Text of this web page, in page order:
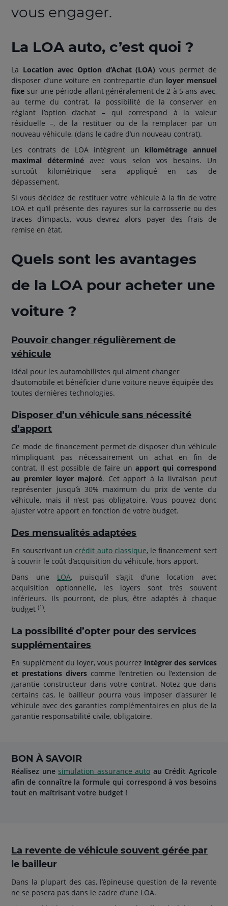
vous engager.
La LOA auto, c’est quoi ?
La Location avec Option d’Achat (LOA) vous permet de
disposer d’une voiture en contrepartie d’un loyer mensuel
fixe sur une période allant généralement de 2 à 5 ans avec,
au terme du contrat, la possibilité de la conserver en
réglant l’option d’achat – qui correspond à la valeur
résiduelle –, de la restituer ou de la remplacer par un
nouveau véhicule, (dans le cadre d’un nouveau contrat).
Les contrats de LOA intègrent un kilométrage annuel
maximal déterminé avec vous selon vos besoins. Un
surcoût kilométrique sera appliqué en cas de
dépassement.
Si vous décidez de restituer votre véhicule à la fin de votre
LOA et qu’il présente des rayures sur la carrosserie ou des
traces d’impacts, vous devrez alors payer des frais de
remise en état.
Quels sont les avantages
de la LOA pour acheter une
voiture ?
Pouvoir changer régulièrement de
véhicule
Idéal pour les automobilistes qui aiment changer
d’automobile et bénéficier d’une voiture neuve équipée des
toutes dernières technologies.
Disposer d’un véhicule sans nécessité
d’apport
Ce mode de financement permet de disposer d’un véhicule
n’impliquant pas nécessairement un achat en fin de
contrat. Il est possible de faire un apport qui correspond
au premier loyer majoré. Cet apport à la livraison peut
représenter jusqu’à 30% maximum du prix de vente du
véhicule, mais il n’est pas obligatoire. Vous pouvez donc
ajuster votre apport en fonction de votre budget.
Des mensualités adaptées
En souscrivant un crédit auto classique, le financement sert
à couvrir le coût d’acquisition du véhicule, hors apport.
Dans une LOA, puisqu’il s’agit d’une location avec
acquisition optionnelle, les loyers sont très souvent
inférieurs. Ils pourront, de plus, être adaptés à chaque
budget(1).
La possibilité d’opter pour des services
supplémentaires
En supplément du loyer, vous pourrez intégrer des services
et prestations divers comme l’entretien ou l’extension de
garantie constructeur dans votre contrat. Notez que dans
certains cas, le bailleur pourra vous imposer d'assurer le
véhicule avec des garanties complémentaires en plus de la
garantie responsabilité civile, obligatoire.
BON À SAVOIR
Réalisez une simulation assurance auto au Crédit Agricole
afin de connaître la formule qui correspond à vos besoins
tout en maîtrisant votre budget !
La revente de véhicule souvent gérée par
le bailleur
Dans la plupart des cas, l’épineuse question de la revente
ne se posera pas dans le cadre d’une LOA.